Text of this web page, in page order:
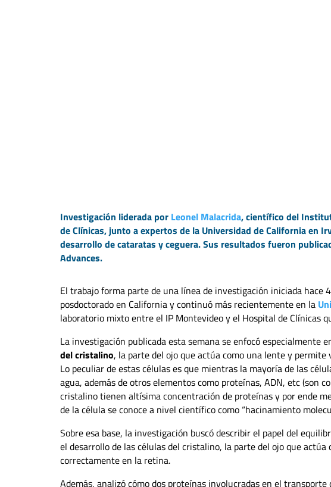
Investigación liderada por Leonel Malacrida, científico del
de Clínicas, junto a expertos de la Universidad de California en
desarrollo de cataratas y ceguera. Sus resultados fueron
Advances.
El trabajo forma parte de una línea de investigación iniciada hace
posdoctorado en California y continuó más recientemente en la
laboratorio mixto entre el IP Montevideo y el Hospital de Clínicas
La investigación publicada esta semana se enfocó especialmente
del cristalino, la parte del ojo que actúa como una lente y
Lo peculiar de estas células es que mientras la mayoría de las
agua, además de otros elementos como proteínas, ADN, etc (son
cristalino tienen altísima concentración de proteínas y por ende
de la célula se conoce a nivel científico como “hacinamiento
Sobre esa base, la investigación buscó describir el papel del
el desarrollo de las células del cristalino, la parte del ojo que
correctamente en la retina.
Además, analizó cómo dos proteínas involucradas en el